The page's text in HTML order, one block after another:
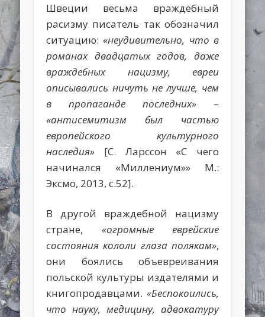
Швеции весьма враждебный
расизму писатель так обозначил
ситуацию:«неудивительно, что в
романах двадцатых годов, даже
враждебных нацизму, евреи
описывались ничуть не лучше, чем
в пропаганде последних»–
«антисемитизм был частью
европейского культурного
наследия» [С. Ларссон «С чего
начинался «Миллениум»» М.:
Эксмо, 2013, с.52].
В другой враждебной нацизму
стране, «огромные еврейские
состояния кололи глаза полякам»,
они боялись объевреивания
польской культуры издателями и
книгопродавцами. «Беспокоились,
что науку, медицину, адвокатуру